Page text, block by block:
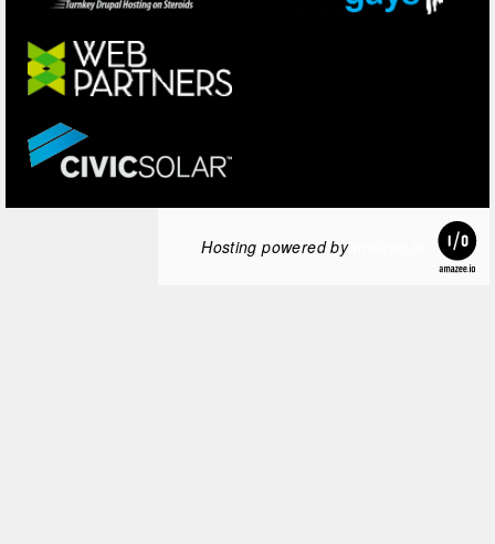
Hosting powered byamazee.io